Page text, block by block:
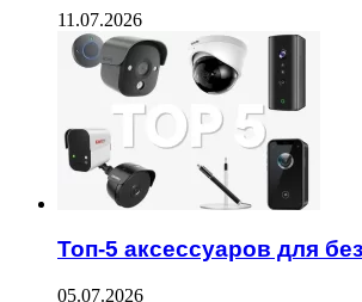
11.07.2026
Топ-5 аксессуаров для
05.07.2026